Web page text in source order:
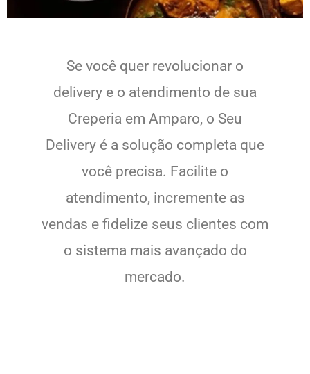
Se você quer revolucionar o
delivery e o atendimento de sua
Creperia em Amparo, o Seu
Delivery é a solução completa que
você precisa. Facilite o
atendimento, incremente as
vendas e fidelize seus clientes com
o sistema mais avançado do
mercado.